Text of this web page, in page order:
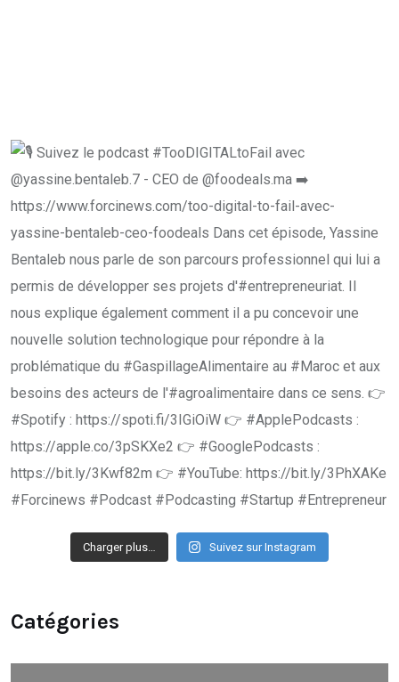
Charger plus… Suivez sur Instagram
Catégories